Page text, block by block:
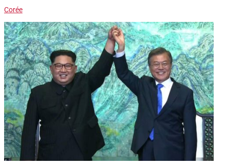
Corée